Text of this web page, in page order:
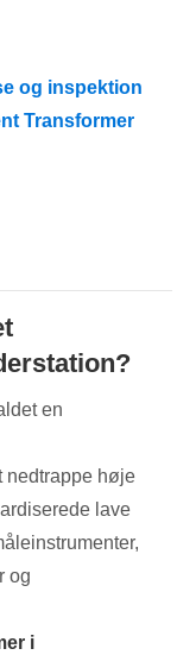
og inspektion
Transformer
en
nedtrappe høje
lave
og
i